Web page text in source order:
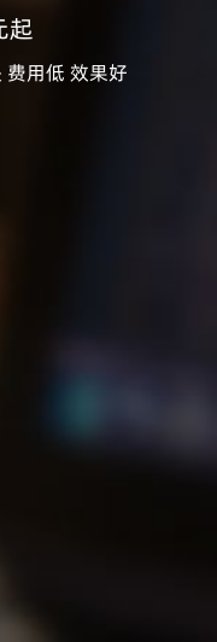
起
用低 效果好